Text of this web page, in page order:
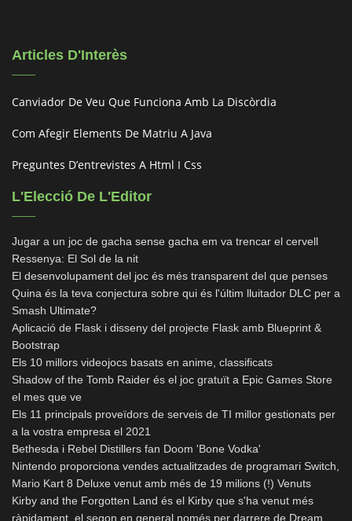
Articles D'Interès
Canviador De Veu Que Funciona Amb La Discòrdia
Com Afegir Elements De Matriu A Java
Preguntes D’entrevistes A Html I Css
L'Elecció De L'Editor
Jugar a un joc de gacha sense gacha em va trencar el cervell
Ressenya: El Sol de la nit
El desenvolupament del joc és més transparent del que penses
Quina és la teva conjectura sobre qui és l'últim lluitador DLC per a
Smash Ultimate?
Aplicació de Flask i disseny del projecte Flask amb Blueprint &
Bootstrap
Els 10 millors videojocs basats en anime, classificats
Shadow of the Tomb Raider és el joc gratuït a Epic Games Store
el mes que ve
Els 11 principals proveïdors de serveis de TI millor gestionats per
a la vostra empresa el 2021
Bethesda i Rebel Distillers fan Doom 'Bone Vodka'
Nintendo proporciona vendes actualitzades de programari Switch,
Mario Kart 8 Deluxe venut amb més de 19 milions (!) Venuts
Kirby and the Forgotten Land és el Kirby que s'ha venut més
ràpidament, el segon en general només per darrere de Dream